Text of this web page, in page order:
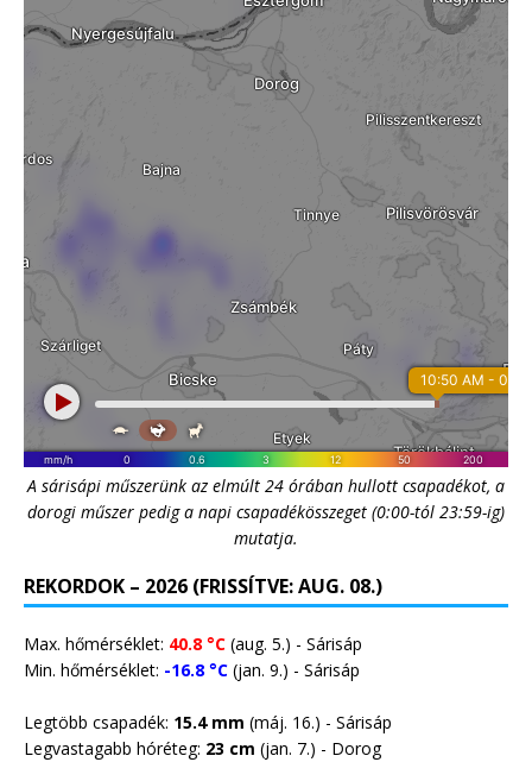
A sárisápi műszerünk az elmúlt 24 órában hullott csapadékot, a
dorogi műszer pedig a napi csapadékösszeget (0:00-tól 23:59-ig)
mutatja.
REKORDOK – 2026 (FRISSÍTVE: AUG. 08.)
Max. hőmérséklet: 40.8 °C (aug. 5.) - Sárisáp
Min. hőmérséklet: -16.8 °C (jan. 9.) - Sárisáp
Legtöbb csapadék: 15.4 mm (máj. 16.) - Sárisáp
Legvastagabb hóréteg: 23 cm (jan. 7.) - Dorog